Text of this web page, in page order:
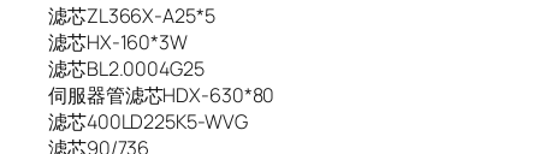
滤芯ZL366X-A25*5
滤芯HX-160*3W
滤芯BL2.0004G25
伺服器管滤芯HDX-630*80
滤芯400LD225K5-WVG
滤芯90/736